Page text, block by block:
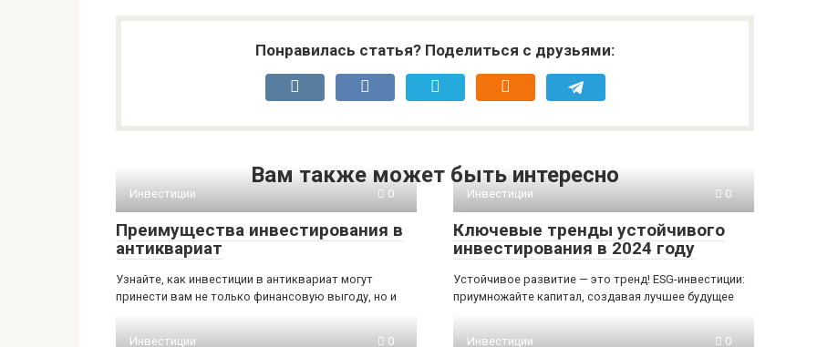
Понравилась статья? Поделиться с друзьями:
Вам также может быть интересно
Инвестиции 0
Преимущества инвестирования в
антиквариат
Узнайте, как инвестиции в антиквариат могут
принести вам не только финансовую выгоду, но и
Инвестиции 0
Ключевые тренды устойчивого
инвестирования в 2024 году
Устойчивое развитие — это тренд! ESG-инвестиции:
приумножайте капитал, создавая лучшее будущее
Инвестиции 0 Инвестиции 0